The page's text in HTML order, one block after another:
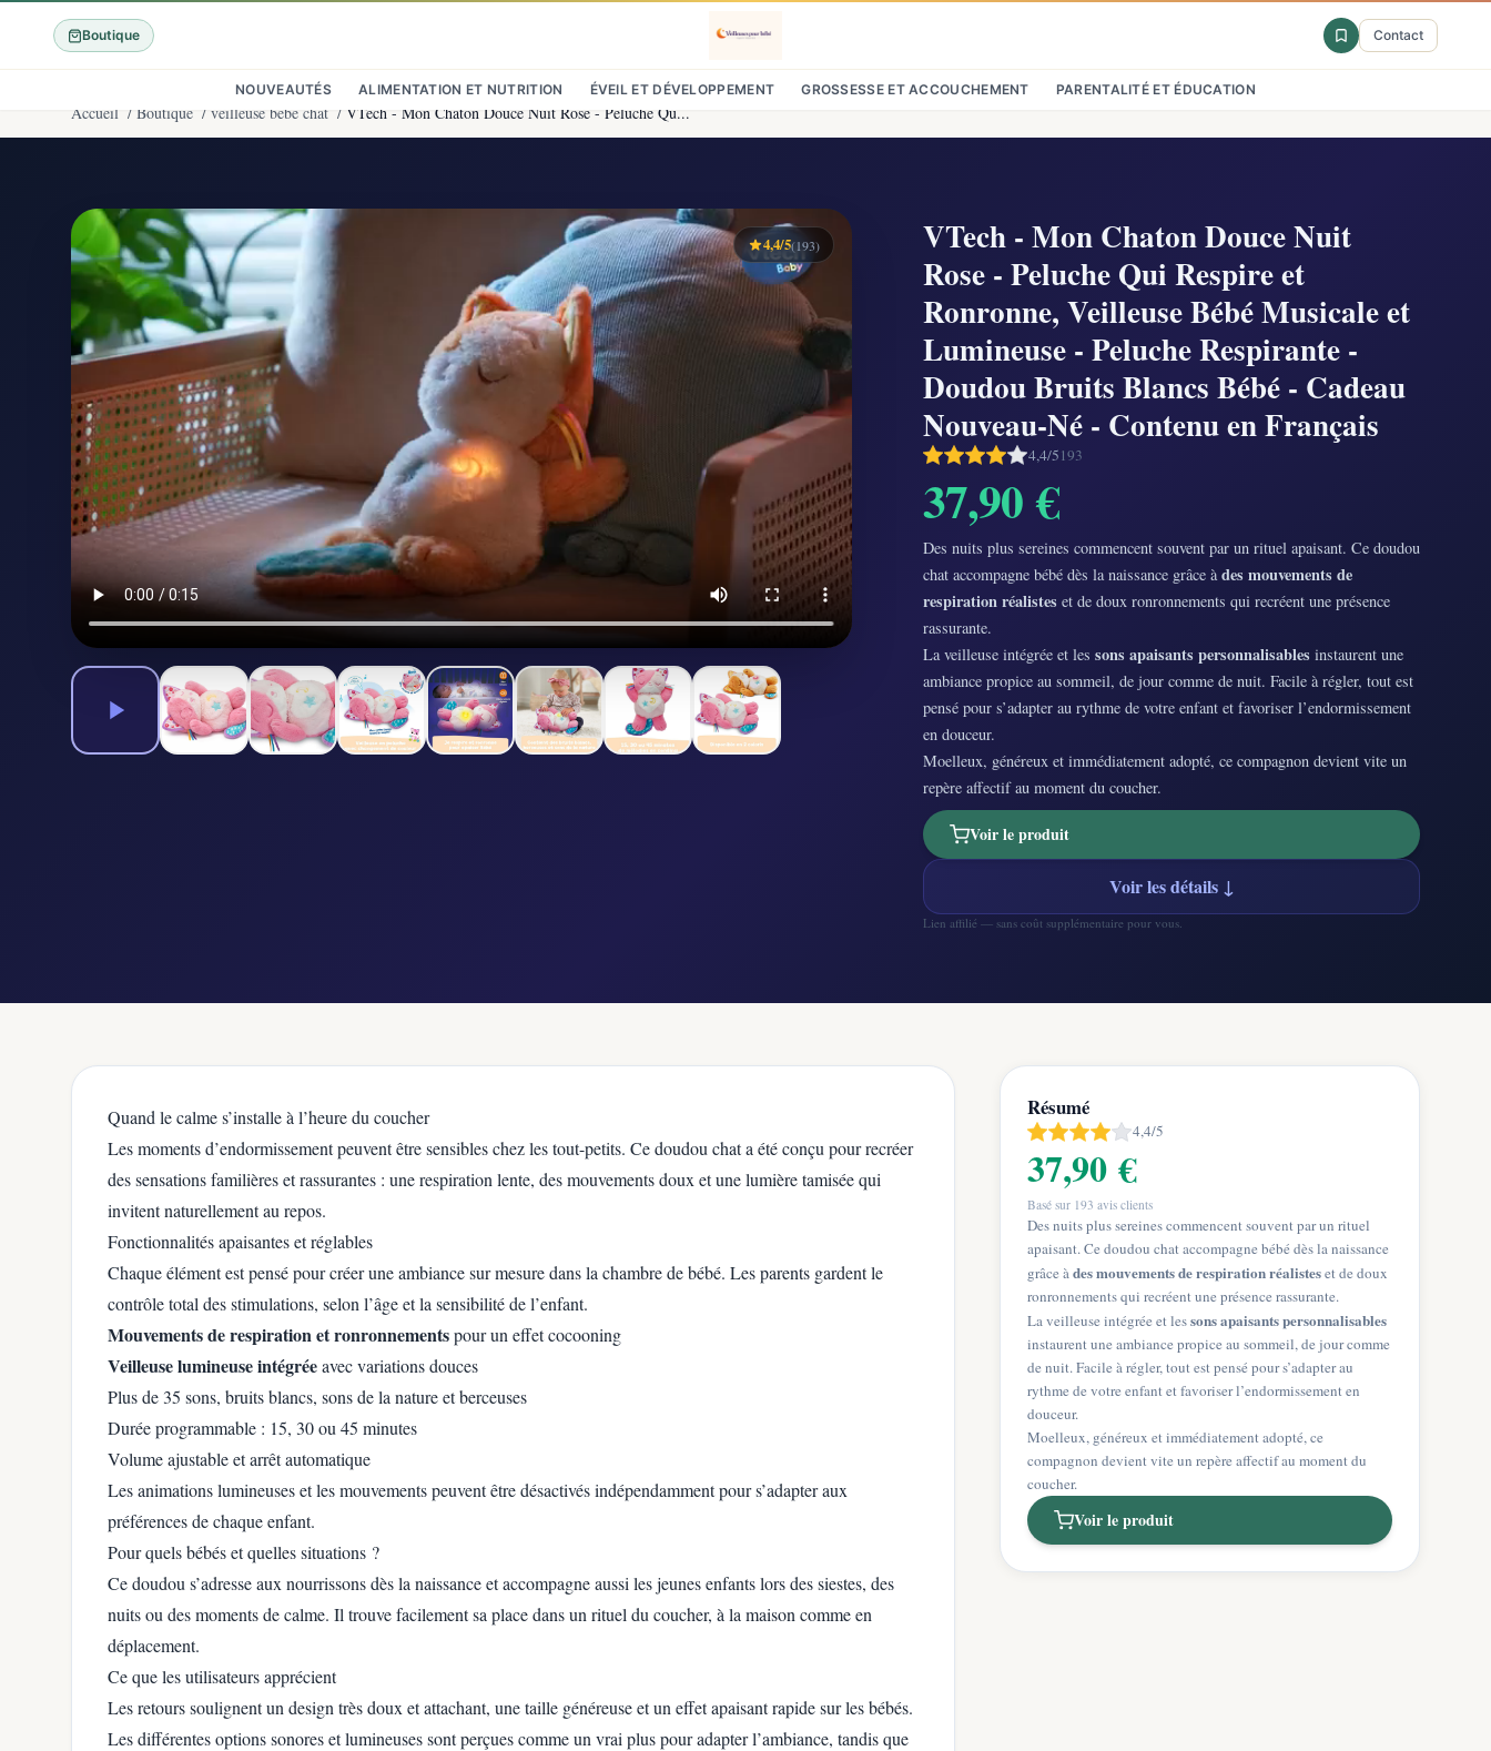
Boutique Contact
NOUVEAUTÉS ALIMENTATION ET NUTRITION ÉVEIL ET DÉVELOPPEMENT GROSSESSE ET ACCOUCHEMENT PARENTALITÉ ET ÉDUCATION
Accueil / Boutique / veilleuse bébé chat / VTech - Mon Chaton Douce Nuit Rose - Peluche Qu...
4,4/5(193)
VTech - Mon Chaton Douce Nuit
Rose - Peluche Qui Respire et
Ronronne, Veilleuse Bébé Musicale et
Lumineuse - Peluche Respirante -
Doudou Bruits Blancs Bébé - Cadeau
Nouveau-Né - Contenu en Français
4,4/5193
37,90 €
Des nuits plus sereines commencent souvent par un rituel apaisant. Ce doudou
chat accompagne bébé dès la naissance grâce àdes mouvements de
respiration réalistes et de doux ronronnements qui recréent une présence
rassurante.
La veilleuse intégrée et les sons apaisants personnalisables instaurent une
ambiance propice au sommeil, de jour comme de nuit. Facile à régler, tout est
pensé pour s’adapter au rythme de votre enfant et favoriser l’endormissement
en douceur.
Moelleux, généreux et immédiatement adopté, ce compagnon devient vite un
repère affectif au moment du coucher.
Voir le produit
Voir les détails ↓
Lien affilié — sans coût supplémentaire pour vous.
Quand le calme s’installe à l’heure du coucher
Les moments d’endormissement peuvent être sensibles chez les tout-petits. Ce doudou chat a été conçu pour recréer
des sensations familières et rassurantes : une respiration lente, des mouvements doux et une lumière tamisée qui
invitent naturellement au repos.
Fonctionnalités apaisantes et réglables
Chaque élément est pensé pour créer une ambiance sur mesure dans la chambre de bébé. Les parents gardent le
contrôle total des stimulations, selon l’âge et la sensibilité de l’enfant.
Mouvements de respiration et ronronnementspour un effet cocooning
Veilleuse lumineuse intégréeavec variations douces
Plus de 35 sons, bruits blancs, sons de la nature et berceuses
Durée programmable : 15, 30 ou 45 minutes
Volume ajustable et arrêt automatique
Les animations lumineuses et les mouvements peuvent être désactivés indépendamment pour s’adapter aux
préférences de chaque enfant.
Pour quels bébés et quelles situations ?
Ce doudou s’adresse aux nourrissons dès la naissance et accompagne aussi les jeunes enfants lors des siestes, des
nuits ou des moments de calme. Il trouve facilement sa place dans un rituel du coucher, à la maison comme en
déplacement.
Ce que les utilisateurs apprécient
Les retours soulignent un design très doux et attachant, une taille généreuse et un effet apaisant rapide sur les bébés.
Les différentes options sonores et lumineuses sont perçues comme un vrai plus pour adapter l’ambiance, tandis que
Résumé
4,4/5
37,90 €
Basé sur 193 avis clients
Des nuits plus sereines commencent souvent par un rituel
apaisant. Ce doudou chat accompagne bébé dès la naissance
grâce àdes mouvements de respiration réalisteset de doux
ronronnements qui recréent une présence rassurante.
La veilleuse intégrée et lessons apaisants personnalisables
instaurent une ambiance propice au sommeil, de jour comme
de nuit. Facile à régler, tout est pensé pour s’adapter au
rythme de votre enfant et favoriser l’endormissement en
douceur.
Moelleux, généreux et immédiatement adopté, ce
compagnon devient vite un repère affectif au moment du
coucher.
Voir le produit